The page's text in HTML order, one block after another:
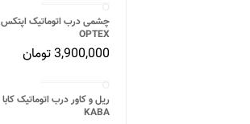
چشمی درب اتوماتیک اپتکس
OPTEX
3,900,000تومان
ریل و کاور درب اتوماتیک کابا
KABA